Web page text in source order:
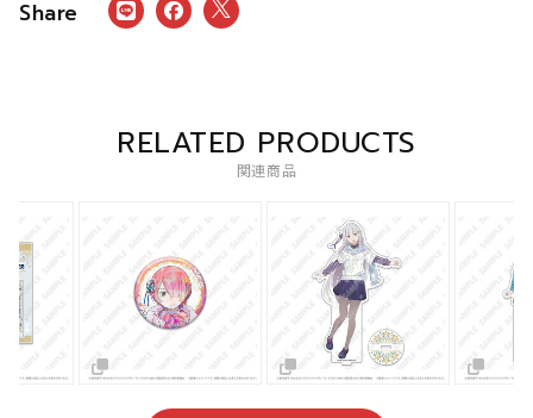
RELATED PRODUCTS
関連商品